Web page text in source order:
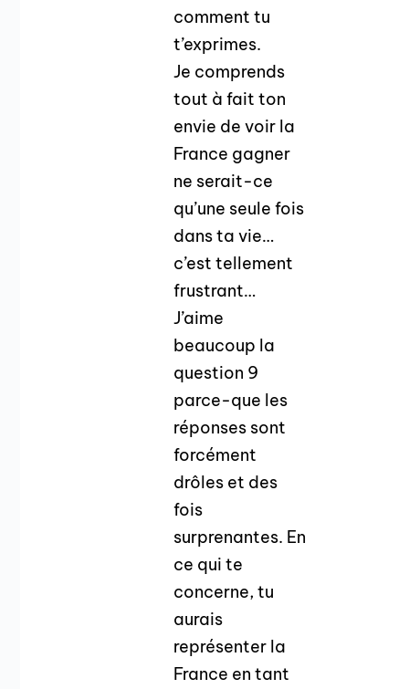
comment tu
t’exprimes.
Je comprends
tout à fait ton
envie de voir la
France gagner
ne serait-ce
qu’une seule fois
dans ta vie…
c’est tellement
frustrant…
J’aime
beaucoup la
question 9
parce-que les
réponses sont
forcément
drôles et des
fois
surprenantes. En
ce qui te
concerne, tu
aurais
représenter la
France en tant